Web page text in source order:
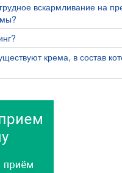
вскармливание на
крема, в состав